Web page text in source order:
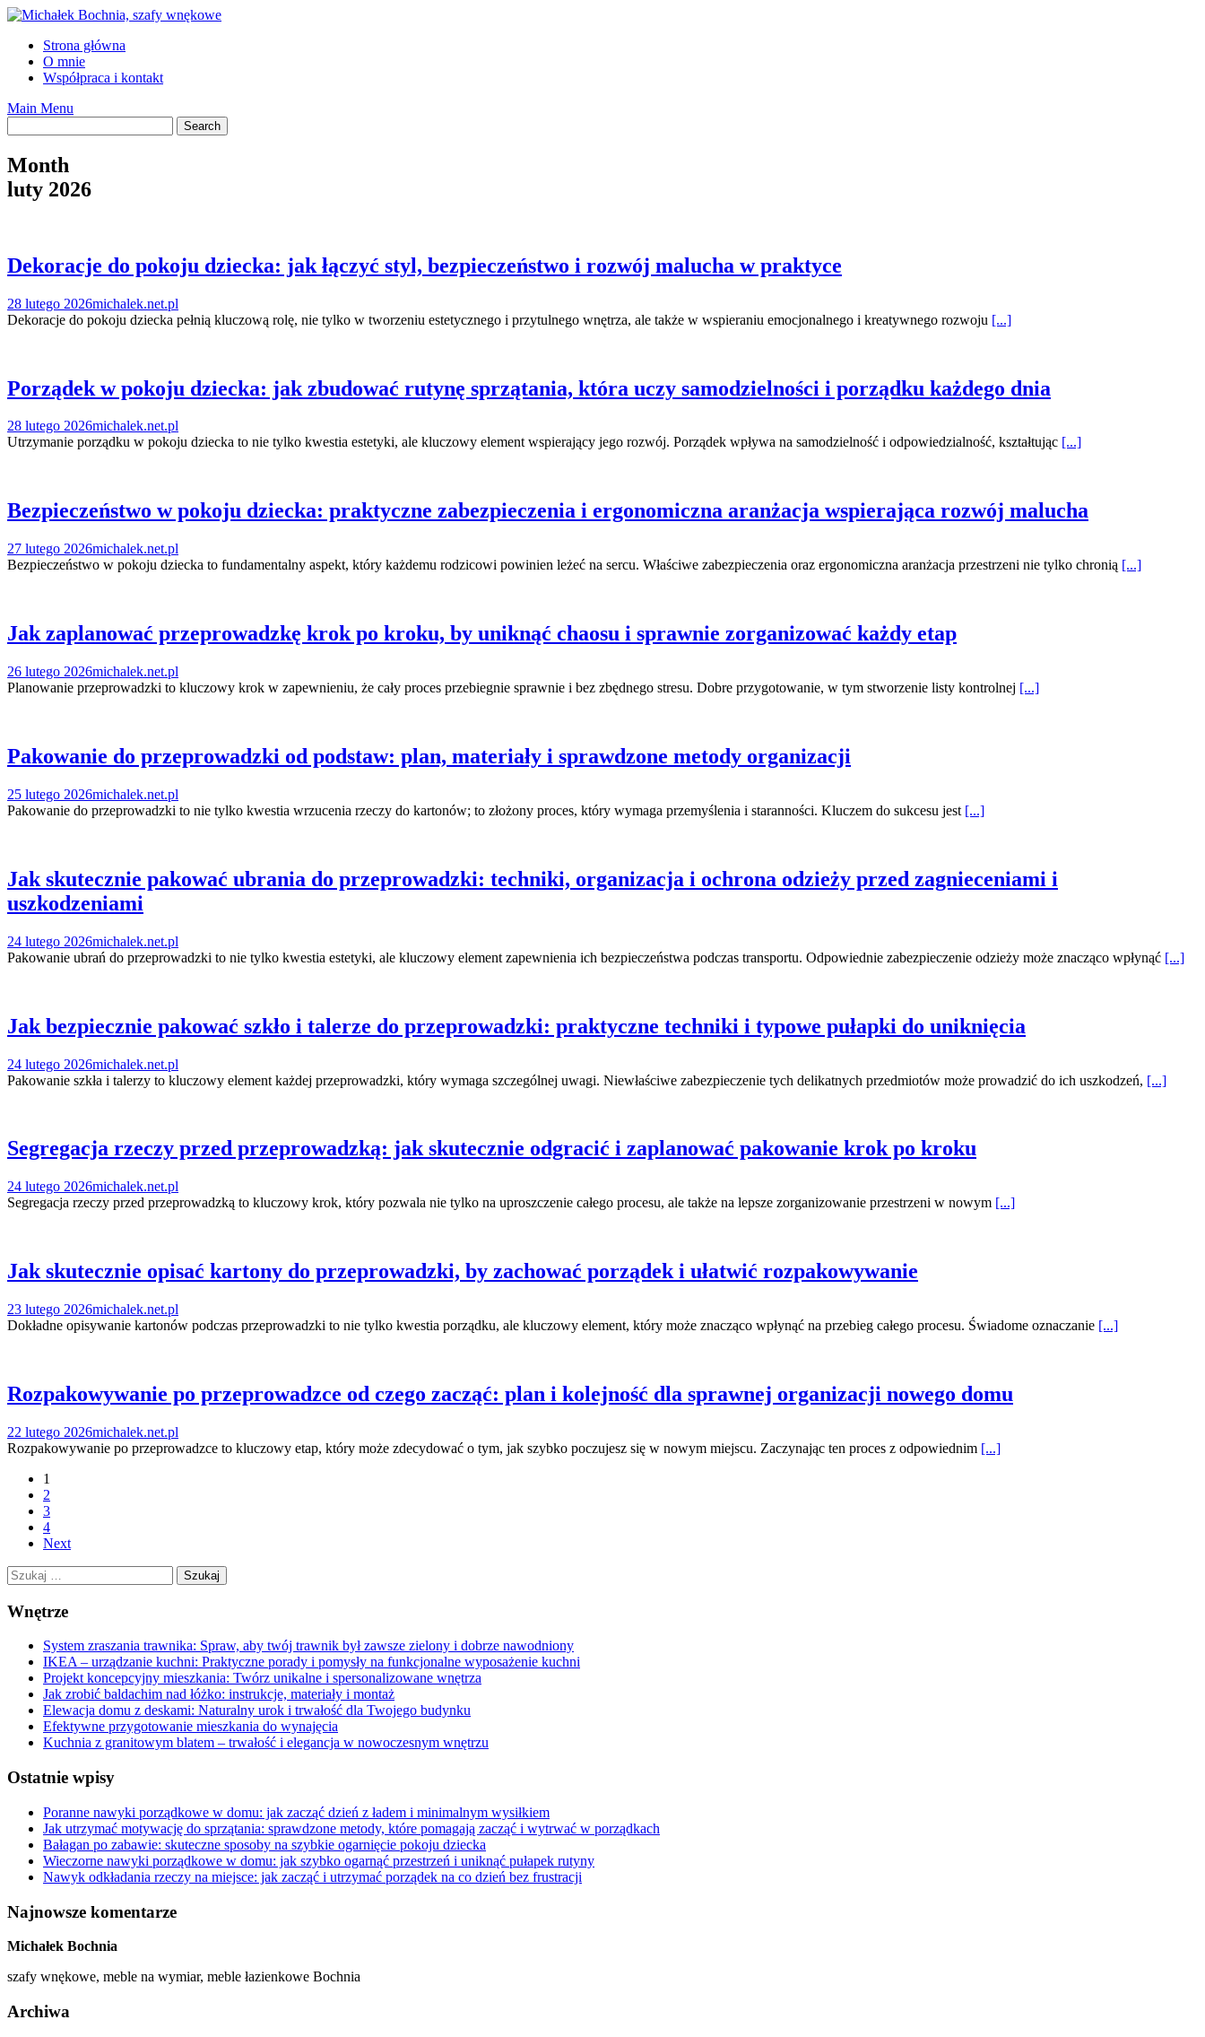
Skip
contentStrona główna
O mnie
Współpraca i kontakt
Main Menu
Month
luty 2026
Dekoracje do pokoju dziecka: jak łączyć styl, bezpieczeństwo i rozwój malucha w praktyce
28 lutego 2026michalek.net.pl
Dekoracje do pokoju dziecka pełnią kluczową rolę, nie tylko w tworzeniu estetycznego i przytulnego wnętrza, ale także w wspieraniu emocjonalnego i kreatywnego rozwoju [...]
Porządek w pokoju dziecka: jak zbudować rutynę sprzątania, która uczy samodzielności i porządku każdego dnia
28 lutego 2026michalek.net.pl
Utrzymanie porządku w pokoju dziecka to nie tylko kwestia estetyki, ale kluczowy element wspierający jego rozwój. Porządek wpływa na samodzielność i odpowiedzialność, kształtując [...]
Bezpieczeństwo w pokoju dziecka: praktyczne zabezpieczenia i ergonomiczna aranżacja wspierająca rozwój malucha
27 lutego 2026michalek.net.pl
Bezpieczeństwo w pokoju dziecka to fundamentalny aspekt, który każdemu rodzicowi powinien leżeć na sercu. Właściwe zabezpieczenia oraz ergonomiczna aranżacja przestrzeni nie tylko chronią [...]
Jak zaplanować przeprowadzkę krok po kroku, by uniknąć chaosu i sprawnie zorganizować każdy etap
26 lutego 2026michalek.net.pl
Planowanie przeprowadzki to kluczowy krok w zapewnieniu, że cały proces przebiegnie sprawnie i bez zbędnego stresu. Dobre przygotowanie, w tym stworzenie listy kontrolnej [...]
Pakowanie do przeprowadzki od podstaw: plan, materiały i sprawdzone metody organizacji
25 lutego 2026michalek.net.pl
Pakowanie do przeprowadzki to nie tylko kwestia wrzucenia rzeczy do kartonów; to złożony proces, który wymaga przemyślenia i staranności. Kluczem do sukcesu jest [...]
Jak skutecznie pakować ubrania do przeprowadzki: techniki, organizacja i ochrona odzieży przed zagnieceniami i
uszkodzeniami
24 lutego 2026michalek.net.pl
Pakowanie ubrań do przeprowadzki to nie tylko kwestia estetyki, ale kluczowy element zapewnienia ich bezpieczeństwa podczas transportu. Odpowiednie zabezpieczenie odzieży może znacząco wpłynąć [...]
Jak bezpiecznie pakować szkło i talerze do przeprowadzki: praktyczne techniki i typowe pułapki do uniknięcia
24 lutego 2026michalek.net.pl
Pakowanie szkła i talerzy to kluczowy element każdej przeprowadzki, który wymaga szczególnej uwagi. Niewłaściwe zabezpieczenie tych delikatnych przedmiotów może prowadzić do ich uszkodzeń, [...]
Segregacja rzeczy przed przeprowadzką: jak skutecznie odgracić i zaplanować pakowanie krok po kroku
24 lutego 2026michalek.net.pl
Segregacja rzeczy przed przeprowadzką to kluczowy krok, który pozwala nie tylko na uproszczenie całego procesu, ale także na lepsze zorganizowanie przestrzeni w nowym [...]
Jak skutecznie opisać kartony do przeprowadzki, by zachować porządek i ułatwić rozpakowywanie
23 lutego 2026michalek.net.pl
Dokładne opisywanie kartonów podczas przeprowadzki to nie tylko kwestia porządku, ale kluczowy element, który może znacząco wpłynąć na przebieg całego procesu. Świadome oznaczanie [...]
Rozpakowywanie po przeprowadzce od czego zacząć: plan i kolejność dla sprawnej organizacji nowego domu
22 lutego 2026michalek.net.pl
Rozpakowywanie po przeprowadzce to kluczowy etap, który może zdecydować o tym, jak szybko poczujesz się w nowym miejscu. Zaczynając ten proces z odpowiednim [...]
Posts
navigation
1
2
3
4
Next
Szukaj:
Wnętrze
System zraszania trawnika: Spraw, aby twój trawnik był zawsze zielony i dobrze nawodniony
IKEA – urządzanie kuchni: Praktyczne porady i pomysły na funkcjonalne wyposażenie kuchni
Projekt koncepcyjny mieszkania: Twórz unikalne i spersonalizowane wnętrza
Jak zrobić baldachim nad łóżko: instrukcje, materiały i montaż
Elewacja domu z deskami: Naturalny urok i trwałość dla Twojego budynku
Efektywne przygotowanie mieszkania do wynajęcia
Kuchnia z granitowym blatem – trwałość i elegancja w nowoczesnym wnętrzu
Ostatnie wpisy
Poranne nawyki porządkowe w domu: jak zacząć dzień z ładem i minimalnym wysiłkiem
Jak utrzymać motywację do sprzątania: sprawdzone metody, które pomagają zacząć i wytrwać w porządkach
Bałagan po zabawie: skuteczne sposoby na szybkie ogarnięcie pokoju dziecka
Wieczorne nawyki porządkowe w domu: jak szybko ogarnąć przestrzeń i uniknąć pułapek rutyny
Nawyk odkładania rzeczy na miejsce: jak zacząć i utrzymać porządek na co dzień bez frustracji
Najnowsze komentarze
Michałek Bochnia
szafy wnękowe, meble na wymiar, meble łazienkowe Bochnia
Archiwa